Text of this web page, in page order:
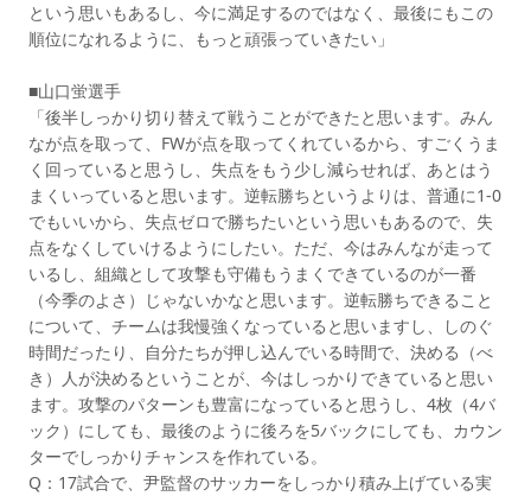
という思いもあるし、今に満足するのではなく、最後にもこの
順位になれるように、もっと頑張っていきたい」
■山口蛍選手
「後半しっかり切り替えて戦うことができたと思います。みん
なが点を取って、FWが点を取ってくれているから、すごくうま
く回っていると思うし、失点をもう少し減らせれば、あとはう
まくいっていると思います。逆転勝ちというよりは、普通に1-0
でもいいから、失点ゼロで勝ちたいという思いもあるので、失
点をなくしていけるようにしたい。ただ、今はみんなが走って
いるし、組織として攻撃も守備もうまくできているのが一番
（今季のよさ）じゃないかなと思います。逆転勝ちできること
について、チームは我慢強くなっていると思いますし、しのぐ
時間だったり、自分たちが押し込んでいる時間で、決める（べ
き）人が決めるということが、今はしっかりできていると思い
ます。攻撃のパターンも豊富になっていると思うし、4枚（4バ
ック）にしても、最後のように後ろを5バックにしても、カウン
ターでしっかりチャンスを作れている。
Q：17試合で、尹監督のサッカーをしっかり積み上げている実